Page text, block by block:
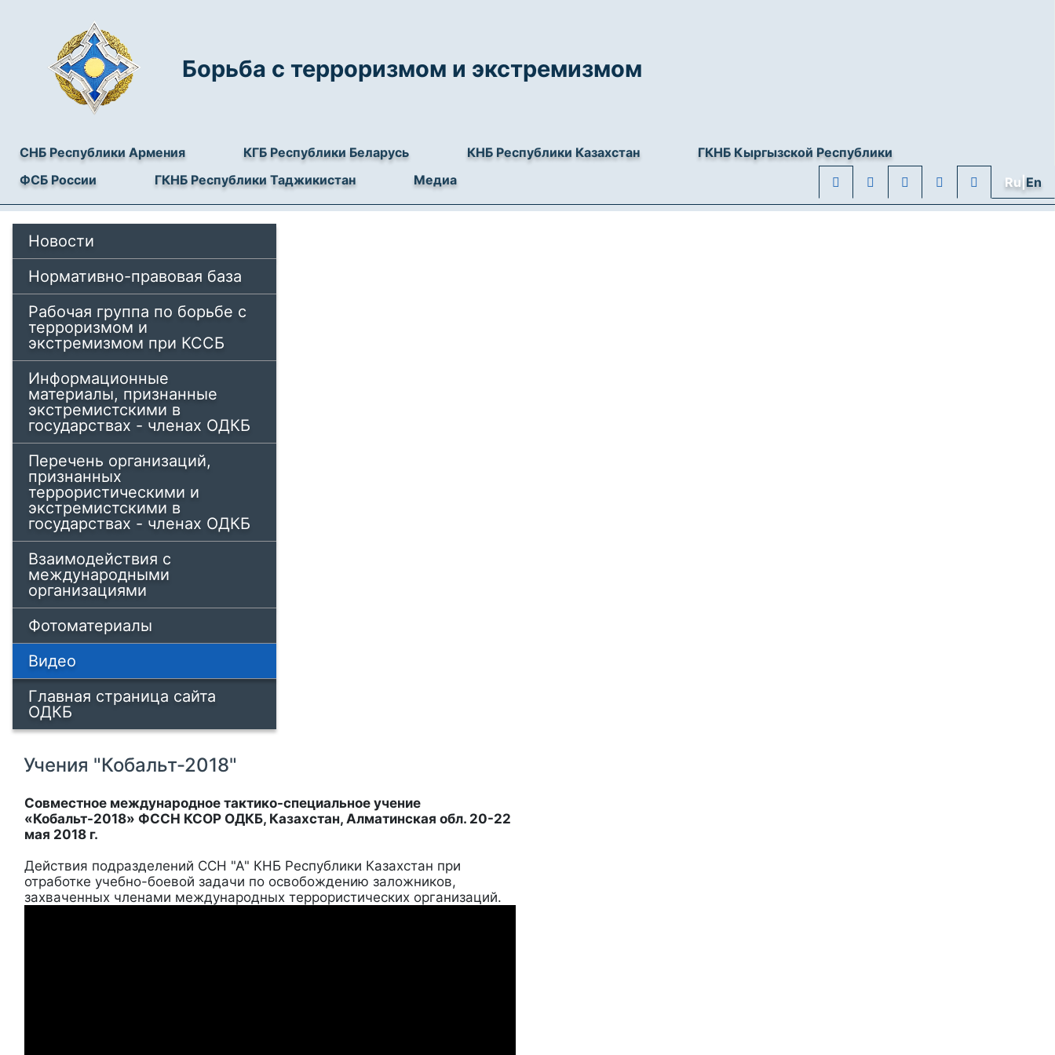
Борьба с терроризмом и экстремизмом
СНБ Республики Армения КГБ Республики Беларусь КНБ Республики Казахстан
ГКНБ Кыргызской Республики
ФСБ России
ГКНБ Республики Таджикистан Медиа Ru|En
Новости
Нормативно-правовая база
Рабочая группа по борьбе с
терроризмом и
экстремизмом при КССБ
Информационные
материалы, признанные
экстремистскими в
государствах - членах ОДКБ
Перечень организаций,
признанных
террористическими и
экстремистскими в
государствах - членах ОДКБ
Взаимодействия с
международными
организациями
Фотоматериалы
Видео
Главная страница сайта
ОДКБ
Учения "Кобальт-2018"
Совместное международное тактико-специальное учение
«Кобальт-2018» ФССН КСОР ОДКБ, Казахстан, Алматинская обл. 20-22
мая 2018 г.
Действия подразделений ССН "А" КНБ Республики Казахстан при
отработке учебно-боевой задачи по освобождению заложников,
захваченных членами международных террористических организаций.